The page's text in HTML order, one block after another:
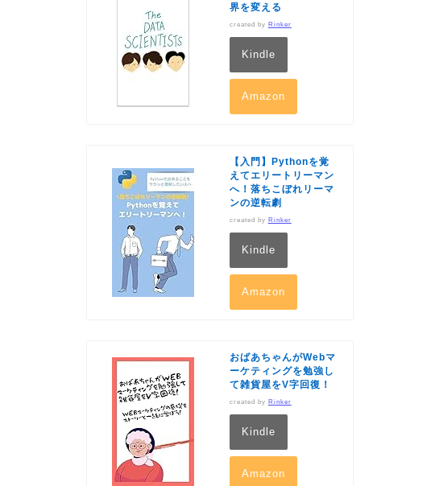
界を変える
created by Rinker
Kindle
Amazon
【入門】Pythonを覚
えてエリートリーマン
へ！落ちこぼれリーマ
ンの逆転劇
created by Rinker
Kindle
Amazon
おばあちゃんがWebマ
ーケティングを勉強し
て雑貨屋をV字回復！
created by Rinker
Kindle
Amazon